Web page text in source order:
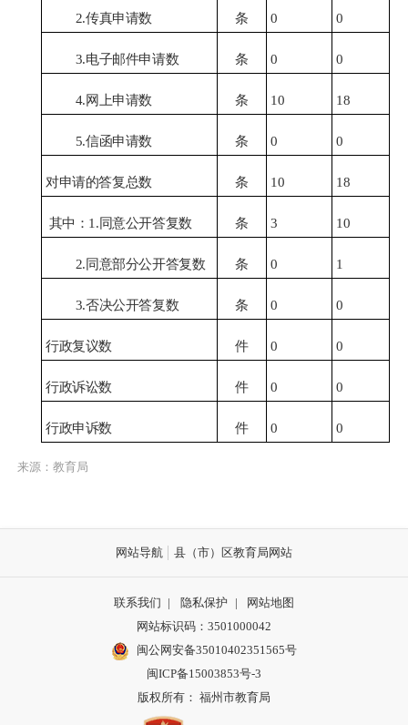
2.传真申请数 条 0 0
3.电子邮件申请数 条 0 0
4.网上申请数 条 10 18
5.信函申请数 条 0 0
对申请的答复总数 条 10 18
其中： 1.同意公开答复数 条 3 10
2.同意部分公开答复数 条 0 1
3.否决公开答复数 条 0 0
行政复议数 件 0 0
行政诉讼数 件 0 0
行政申诉数 件 0 0
来源：教育局
网站导航 县（市）区教育局网站
联系我们 | 隐私保护 |
网站地图
网站标识码：3501000042
闽公网安备35010402351565号
闽ICP备15003853号-3
版权所有： 福州市教育局